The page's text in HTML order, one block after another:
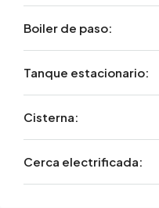
Boiler de paso:
Tanque estacionario:
Cisterna:
Cerca electrificada: